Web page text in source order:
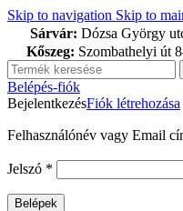
Skip to navigation Skip to
Sárvár: Dózsa György
Kőszeg: Szombathelyi út
Belépés-fiók
BejelentkezésFiók létrehozása
Felhasználónév vagy Email
Jelszó *
Belépek